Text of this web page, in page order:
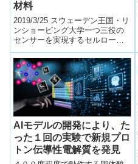
材料
2019/3/25 スウェーデン王国・リ
ンショーピング大学一つ三役の
センサーを実現するセルロース
ベースの新材料 (New cellulose-
based mat...
AIモデルの開発により、た
った１回の実験で新規プロ
トン伝導性電解質を発見